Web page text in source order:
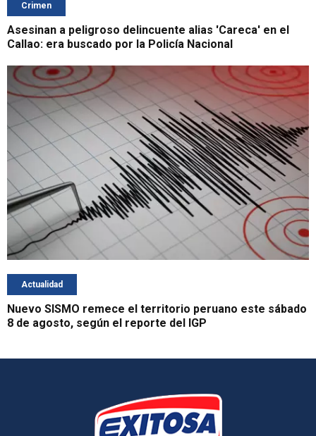
Crimen
Asesinan a peligroso delincuente alias 'Careca' en el
Callao: era buscado por la Policía Nacional
Actualidad
Nuevo SISMO remece el territorio peruano este sábado
8 de agosto, según el reporte del IGP